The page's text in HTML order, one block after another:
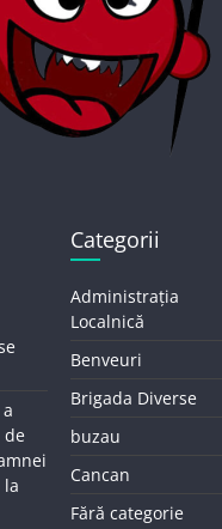
de
la
Categorii
Administrația
Localnică
Benveuri
Brigada Diverse
buzau
Cancan
Fără categorie